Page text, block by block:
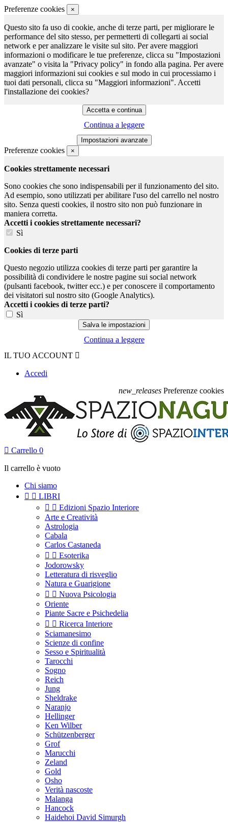
Preferenze cookies ×
Questo sito fa uso di cookie, anche di terze parti, per migliorare le
performance del sito stesso, per permetterti di collegarti ai social
network e per analizzare le visite sul sito. Per avere maggiori
informazioni o modificare le tue preferenze, clicca su "Impostazioni
avanzate" o visita la "Privacy policy" in fondo alla pagina. Per avere
maggiori informazioni sui cookies e sul modo in cui processiamo i
tuoi dati personali, clicca su "Maggiori informazioni". Accetti
l'installazione dei cookies?
Continua a leggere
Preferenze cookies ×
Cookies strettamente necessari
Sono cookies che sono indispensabili per il funzionamento del sito.
Ad esempio, sono utilizzati per abilitare l'uso del carrello nel nostro
sito. Senza questi cookies, il nostro sito non può funzionare in
maniera corretta.
Accetti i cookies strettamente necessari?
Sì
Cookies di terze parti
Questo negozio utilizza cookies di terze parti per garantire la
possibilità di condividere le nostre pagine sui social network
(pulsanti facebook, twitter ecc.) e per conoscere il comportamento
dei visitatori sul nostro sito (Google Analytics).
Accetti i cookies di terze parti?
Sì
Continua a leggere
IL TUO ACCOUNT 
Accedi
new_releases Preferenze cookies
 Carrello 0
Il carrello è vuoto
Chi siamo
  LIBRI
  Edizioni Spazio Interiore
Arte e Creatività
Astrologia
Cabala
Carlos Castaneda
  Esoterika
Jodorowsky
Letteratura di risveglio
Natura e Guarigione
  Nuova Psicologia
Oriente
Piante Sacre e Psichedelia
  Ricerca Interiore
Sciamanesimo
Scienze di confine
Sesso e Spiritualità
Tarocchi
Sogno
Reich
Jung
Sheldrake
Naranjo
Hellinger
Ken Wilber
Schützenberger
Grof
Marucchi
Zeland
Gold
Osho
Verità nascoste
Malanga
Hancock
Haidehoi David Simurgh